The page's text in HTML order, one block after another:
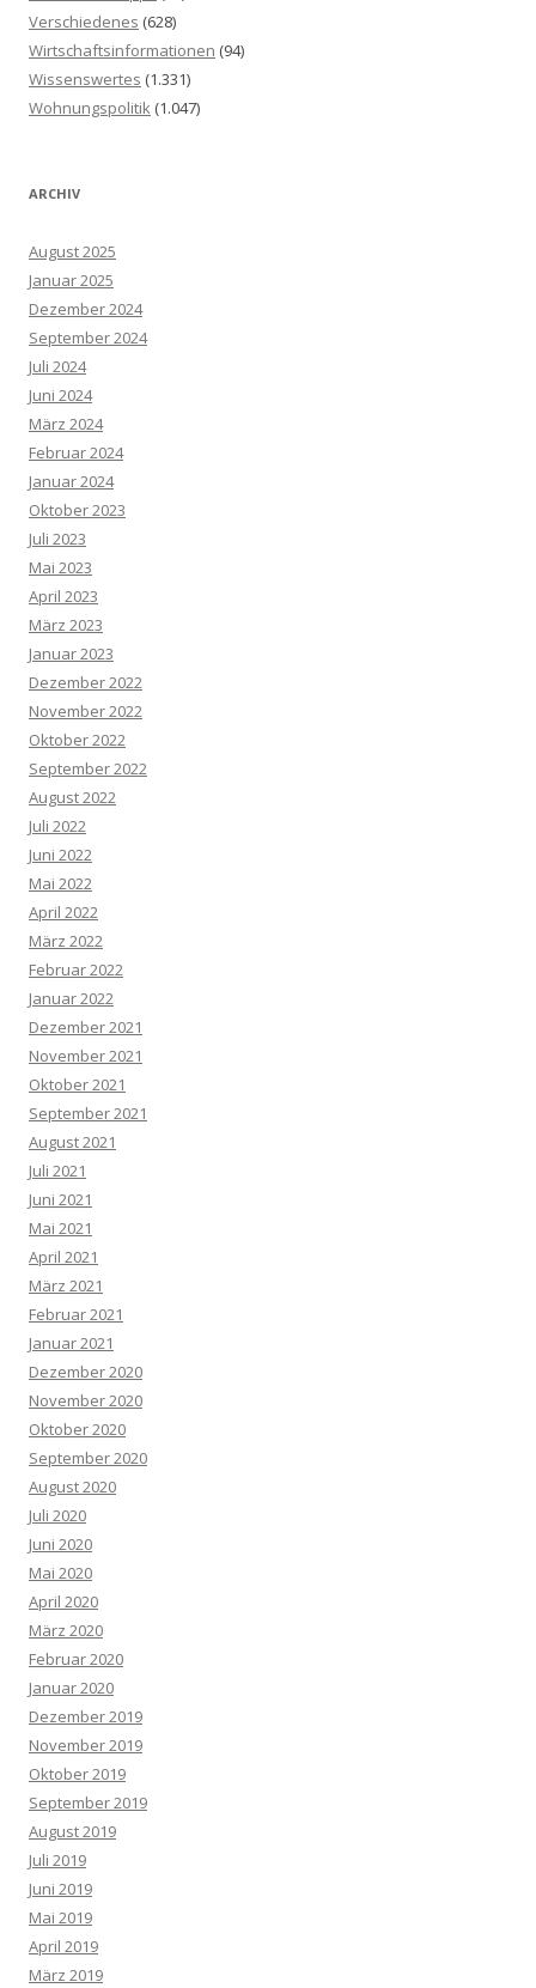
Verschiedenes (628)
Wirtschaftsinformationen (94)
Wissenswertes (1.331)
Wohnungspolitik (1.047)
ARCHIV
August 2025
Januar 2025
Dezember 2024
September 2024
Juli 2024
Juni 2024
März 2024
Februar 2024
Januar 2024
Oktober 2023
Juli 2023
Mai 2023
April 2023
März 2023
Januar 2023
Dezember 2022
November 2022
Oktober 2022
September 2022
August 2022
Juli 2022
Juni 2022
Mai 2022
April 2022
März 2022
Februar 2022
Januar 2022
Dezember 2021
November 2021
Oktober 2021
September 2021
August 2021
Juli 2021
Juni 2021
Mai 2021
April 2021
März 2021
Februar 2021
Januar 2021
Dezember 2020
November 2020
Oktober 2020
September 2020
August 2020
Juli 2020
Juni 2020
Mai 2020
April 2020
März 2020
Februar 2020
Januar 2020
Dezember 2019
November 2019
Oktober 2019
September 2019
August 2019
Juli 2019
Juni 2019
Mai 2019
April 2019
März 2019